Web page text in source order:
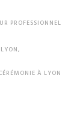
PROFESSIONNEL
,
À LYON